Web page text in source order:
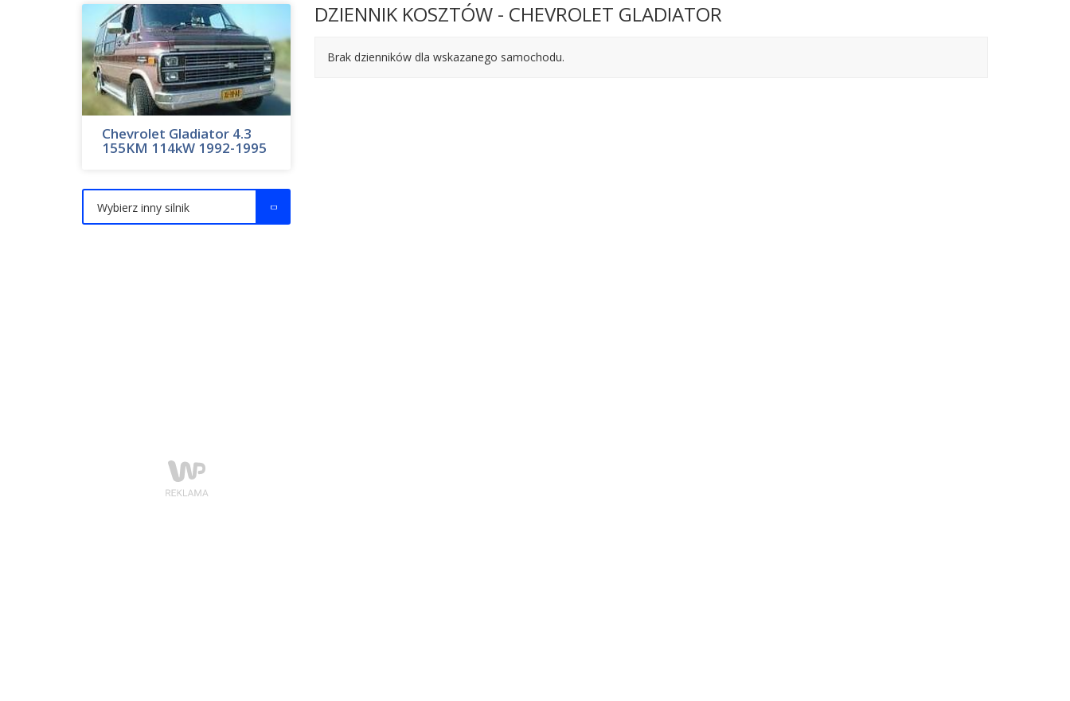
DZIENNIK KOSZTÓW - CHEVROLET GLADIATOR
Brak dzienników dla wskazanego samochodu.
Chevrolet Gladiator 4.3
155KM 114kW 1992-1995
Wybierz inny silnik